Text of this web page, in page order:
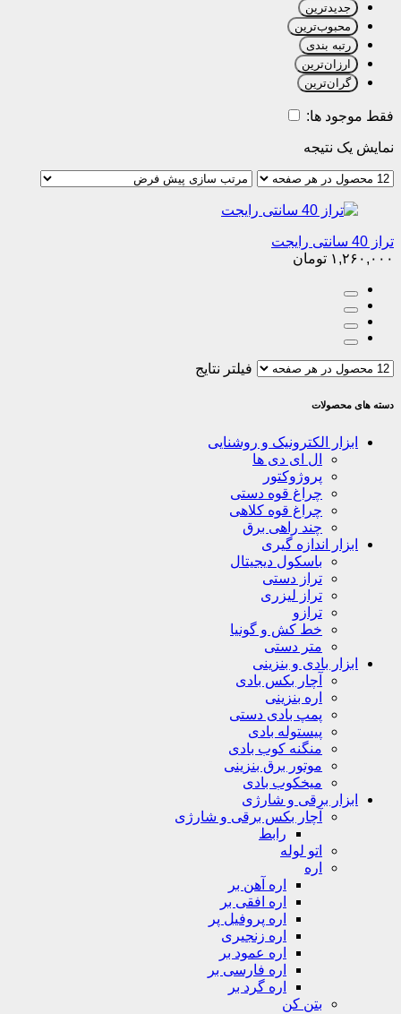
جدیدترین
محبوب‌ترین
رتبه بندی
ارزان‌ترین
گران‌ترین
فقط موجود ها:
نمایش یک نتیجه
تراز 40 سانتی رایجت
۱,۲۶۰,۰۰۰ تومان
فیلتر نتایج
دسته های محصولات
ابزار الکترونیک و روشنایی
ال ای دی ها
پروژوکتور
چراغ قوه دستی
چراغ قوه کلاهی
چند راهی برق
ابزار اندازه گیری
باسکول دیجیتال
تراز دستی
تراز لیزری
ترازو
خط کش و گونیا
متر دستی
ابزار بادی و بنزینی
آچار بکس بادی
اره بنزینی
پمپ بادی دستی
پیستوله بادی
منگنه کوب بادی
موتور برق بنزینی
میخکوب بادی
ابزار برقی و شارژی
آچار بکس برقی و شارژی
رابط
اتو لوله
اره
اره آهن بر
اره افقی بر
اره پروفیل پر
اره زنجیری
اره عمود بر
اره فارسی بر
اره گرد بر
بتن کن